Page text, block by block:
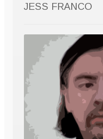
JESS FRANCO